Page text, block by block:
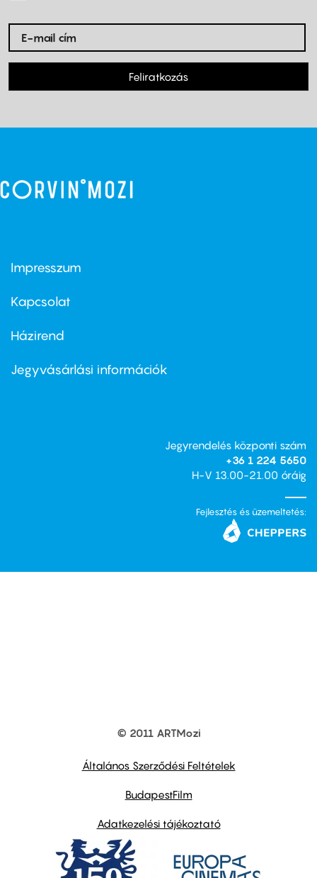
Feliratkozás
Footer
first
Impresszum
Kapcsolat
Footer
second
Házirend
Jegyvásárlási információk
Jegyrendelés központi szám
+36 1 224 5650
H-V 13.00-21.00 óráig
Fejlesztés és üzemeltetés:
© 2011 ARTMozi
Általános Szerződési Feltételek
BudapestFilm
Adatkezelési tájékoztató